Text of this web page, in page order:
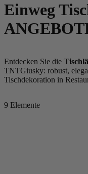
Einweg
Entdecken Sie die
TNTGiusky: robust,
Tischdekoration in
9 Elemente